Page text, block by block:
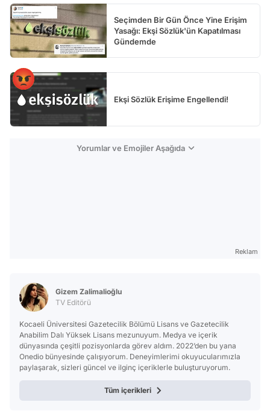
Seçimden Bir Gün Önce Yine Erişim
Yasağı: Ekşi Sözlük'ün Kapatılması
Gündemde
Ekşi Sözlük Erişime Engellendi!
Yorumlar ve Emojiler Aşağıda
Reklam
Gizem Zalimalioğlu
TV Editörü
Kocaeli Üniversitesi Gazetecilik Bölümü Lisans ve Gazetecilik
Anabilim Dalı Yüksek Lisans mezunuyum. Medya ve içerik
dünyasında çeşitli pozisyonlarda görev aldım. 2022’den bu yana
Onedio bünyesinde çalışıyorum. Deneyimlerimi okuyucularımızla
paylaşarak, sizleri güncel ve ilginç içeriklerle buluşturuyorum.
Tüm içerikleri